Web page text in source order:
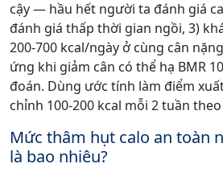
cậy — hầu hết người ta đánh giá
đánh giá thấp thời gian ngồi, 3)
200-700 kcal/ngày ở cùng cân
ứng khi giảm cân có thể hạ BMR
đoán. Dùng ước tính làm điểm
chỉnh 100-200 kcal mỗi 2 tuần
Mức thâm hụt calo an toàn
là bao nhiêu?